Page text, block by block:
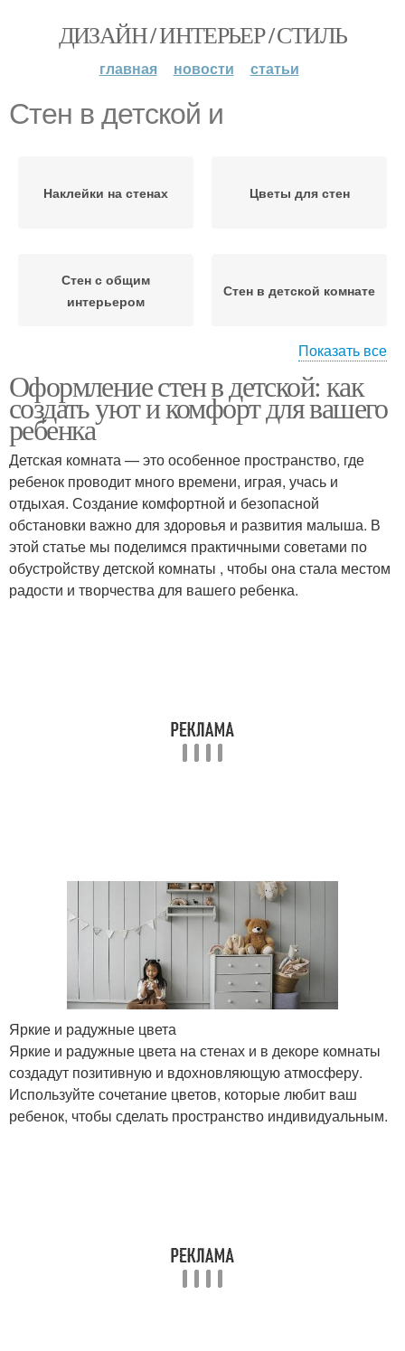
ДИЗАЙН / ИНТЕРЬЕР / СТИЛЬ
главная новости статьи
Стен в детской и
Наклейки на стенах Цветы для стен
Стен с общим
интерьером
Стен в детской комнате
Гамма для стен Стен с цветом
Детская комната
Показать все
Оформление стен в детской: как
создать уют и комфорт для вашего
ребенка
Детская комната — это особенное пространство, где
ребенок проводит много времени, играя, учась и
отдыхая. Создание комфортной и безопасной
обстановки важно для здоровья и развития малыша. В
этой статье мы поделимся практичными советами по
обустройству детской комнаты , чтобы она стала местом
радости и творчества для вашего ребенка.
Яркие и радужные цвета
Яркие и радужные цвета на стенах и в декоре комнаты
создадут позитивную и вдохновляющую атмосферу.
Используйте сочетание цветов, которые любит ваш
ребенок, чтобы сделать пространство индивидуальным.